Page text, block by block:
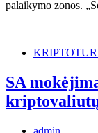
palaikymo zonos.
SA
admin